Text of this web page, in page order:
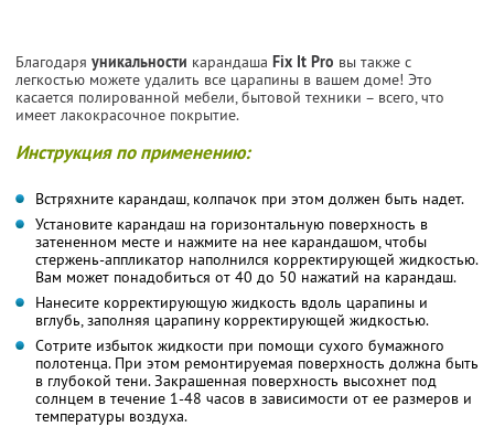
Благодаря уникальности карандаша Fix It Pro вы также с
легкостью можете удалить все царапины в вашем доме! Это
касается полированной мебели, бытовой техники – всего, что
имеет лакокрасочное покрытие.
Инструкция по применению:
Встряхните карандаш, колпачок при этом должен быть надет.
Установите карандаш на горизонтальную поверхность в
затененном месте и нажмите на нее карандашом, чтобы
стержень-аппликатор наполнился корректирующей жидкостью.
Вам может понадобиться от 40 до 50 нажатий на карандаш.
Нанесите корректирующую жидкость вдоль царапины и
вглубь, заполняя царапину корректирующей жидкостью.
Сотрите избыток жидкости при помощи сухого бумажного
полотенца. При этом ремонтируемая поверхность должна быть
в глубокой тени. Закрашенная поверхность высохнет под
солнцем в течение 1-48 часов в зависимости от ее размеров и
температуры воздуха.